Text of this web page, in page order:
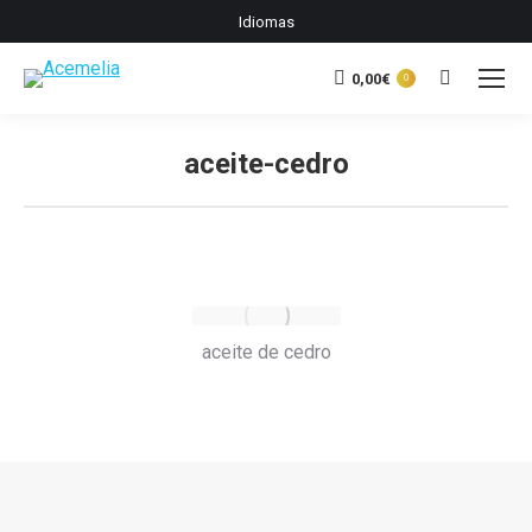
Idiomas
0,00€ 0 Buscar:
aceite-cedro
aceite de cedro